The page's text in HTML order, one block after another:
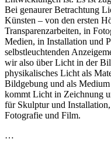
Bei genaurer Betrachtung
Künsten – von den ersten
Transparenzarbeiten, in
Medien, in Installation und
selbstleuchtenden
wir also über Licht in der
physikalisches Licht als
Bildgebung und als
kommt Licht in Zeichnung
für Skulptur und
Fotografie und Film.
…